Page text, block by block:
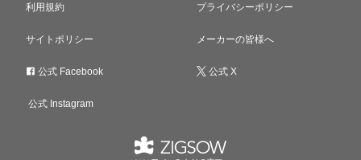
利用規約 プライバシーポリシー
サイトポリシー メーカーの皆様へ
公式 Facebook 公式 X
公式 Instagram